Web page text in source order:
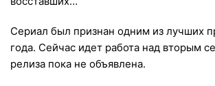
Сериал был признан одним из лучших
года. Сейчас идет работа над вторым
релиза пока не объявлена.